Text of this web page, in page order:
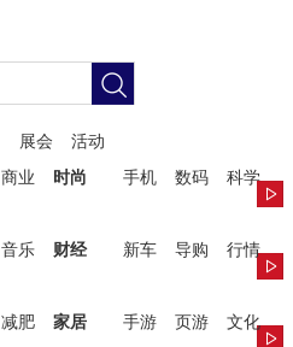
展会
活动
商业 时尚 手机 数码
科学
音乐 财经 新车 导购
行情
减肥 家居 手游 页游
文化